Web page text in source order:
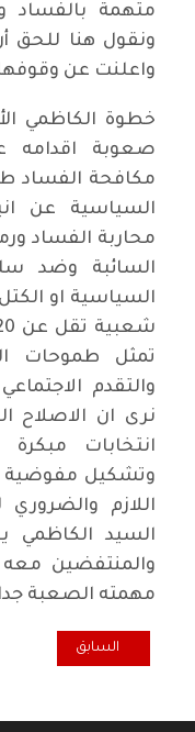
متهمة بالفساد
ونقول هنا
واعلنت عن
خطوة الكاظمي
صعوبة اقدامه
مكافحة الفساد
السياسية عن
محاربة الفساد
السائبة وضد
السياسية او
تمثل طموحات
والتقدم
نرى ان الاصلاح
انتخابات مبكرة
وتشكيل مفوضية
اللازم
السيد الكاظمي
والمنتفضين معه
مهمته الصعبة جدا
المقال السابق: ملفات
السابق